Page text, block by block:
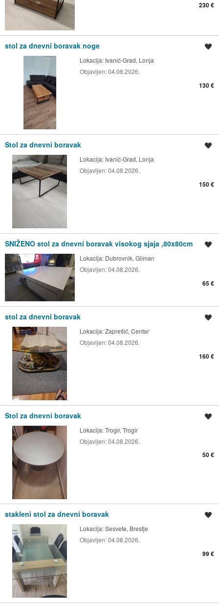
230 €
stol za dnevni boravak noge
Lokacija: Ivanić-Grad, Lonja
Objavljen:04.08.2026.
130 €
Stol za dnevni boravak
Lokacija: Ivanić-Grad, Lonja
Objavljen:04.08.2026.
150 €
SNIŽENO stol za dnevni boravak visokog sjaja ,80x80cm
Lokacija: Dubrovnik, Gliman
Objavljen:04.08.2026.
65 €
stol za dnevni boravak
Lokacija:Zaprešić, Centar
Objavljen:04.08.2026.
160 €
Stol za dnevni boravak
Lokacija:Trogir, Trogir
Objavljen:04.08.2026.
50 €
stakleni stol za dnevni boravak
Lokacija:Sesvete, Brestje
Objavljen:04.08.2026.
99 €